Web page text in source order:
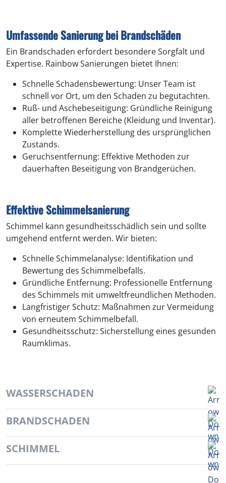
Umfassende Sanierung bei Brandschäden
Ein Brandschaden erfordert besondere Sorgfalt und
Expertise. Rainbow Sanierungen bietet Ihnen:
Schnelle Schadensbewertung: Unser Team ist
schnell vor Ort, um den Schaden zu begutachten.
Ruß- und Aschebeseitigung: Gründliche Reinigung
aller betroffenen Bereiche (Kleidung und Inventar).
Komplette Wiederherstellung des ursprünglichen
Zustands.
Geruchsentfernung: Effektive Methoden zur
dauerhaften Beseitigung von Brandgerüchen.
Effektive Schimmelsanierung
Schimmel kann gesundheitsschädlich sein und sollte
umgehend entfernt werden. Wir bieten:
Schnelle Schimmelanalyse: Identifikation und
Bewertung des Schimmelbefalls.
Gründliche Entfernung: Professionelle Entfernung
des Schimmels mit umweltfreundlichen Methoden.
Langfristiger Schutz: Maßnahmen zur Vermeidung
von erneutem Schimmelbefall.
Gesundheitsschutz: Sicherstellung eines gesunden
Raumklimas.
WASSERSCHADEN
BRANDSCHADEN
SCHIMMEL